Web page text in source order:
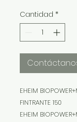
Cantidad *
EHEIM
FINTRANTE 150
EHEIM